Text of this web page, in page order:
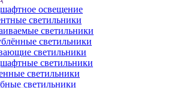
освещение
светильники
светильники
светильники
светильники
светильники
светильники
светильники